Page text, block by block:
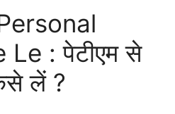
: पेटीएम से
लें ?